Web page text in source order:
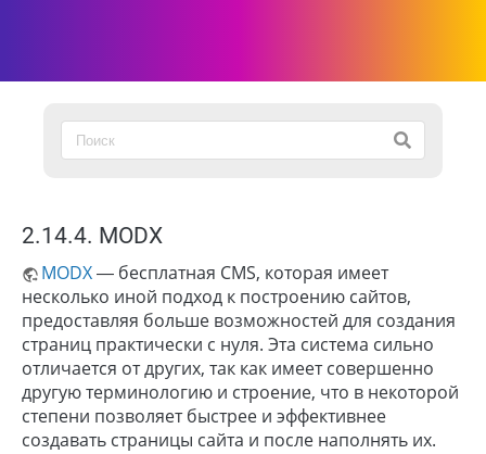
2.14.4. MODX
MODX— бесплатная CMS, которая имеет
несколько иной подход к построению сайтов,
предоставляя больше возможностей для создания
страниц практически с нуля. Эта система сильно
отличается от других, так как имеет совершенно
другую терминологию и строение, что в некоторой
степени позволяет быстрее и эффективнее
создавать страницы сайта и после наполнять их.